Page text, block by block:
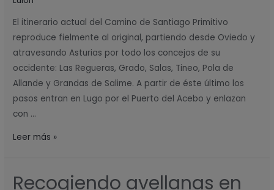
El itinerario actual del Camino de Santiago Primitivo
reproduce fielmente al original, partiendo desde Oviedo y
atravesando Asturias por todo los concejos de su
occidente: Las Regueras, Grado, Salas, Tineo, Pola de
Allande y Grandas de Salime. A partir de éste último los
pasos entran en Lugo por el Puerto del Acebo y enlazan
con …
(Asturias)
Leer más »
Recogiendo avellanas en
Recogiendo